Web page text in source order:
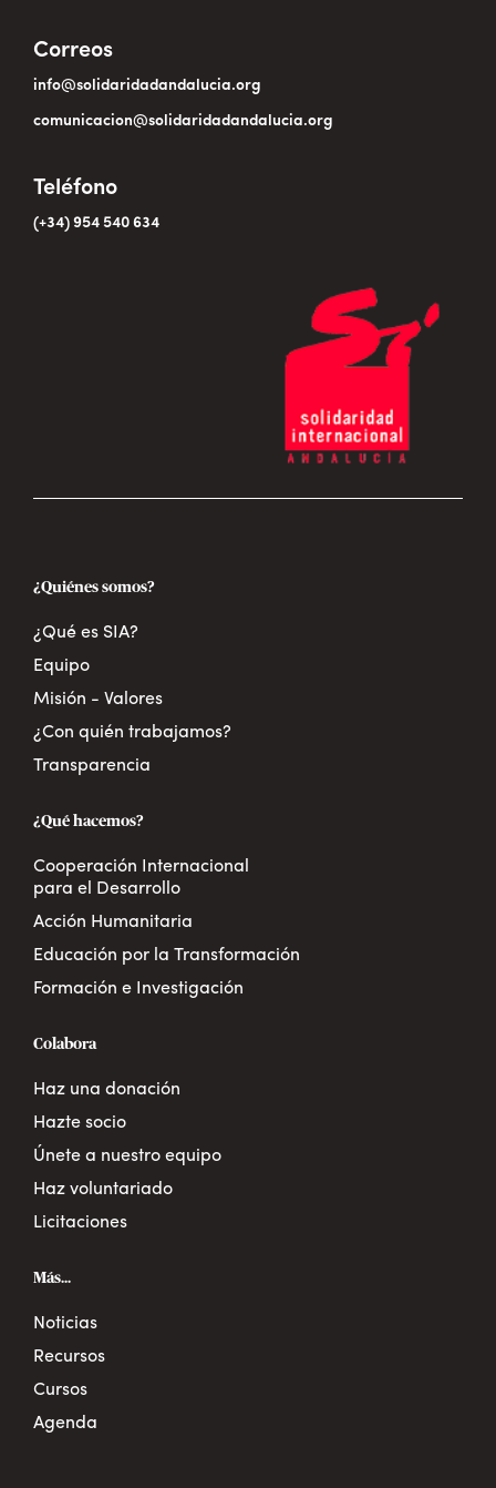
Correos
info@solidaridadandalucia.org
comunicacion@solidaridadandalucia.org
Teléfono
(+34) 954 540 634
¿Quiénes somos?
¿Qué es SIA?
Equipo
Misión - Valores
¿Con quién trabajamos?
Transparencia
¿Qué hacemos?
Cooperación Internacional
para el Desarrollo
Acción Humanitaria
Educación por la Transformación
Formación e Investigación
Colabora
Haz una donación
Hazte socio
Únete a nuestro equipo
Haz voluntariado
Licitaciones
Más...
Noticias
Recursos
Cursos
Agenda